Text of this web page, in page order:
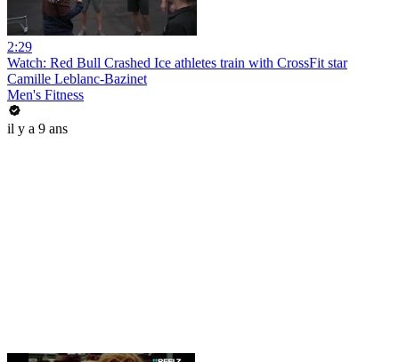
2:29
Watch: Red Bull Crashed Ice athletes train with CrossFit star
Camille Leblanc-Bazinet
Men's Fitness
il y a 9 ans